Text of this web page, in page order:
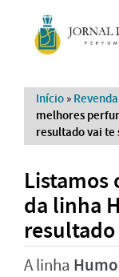
Início »
melhores
resultado vai
Listamos
da linha
A linha